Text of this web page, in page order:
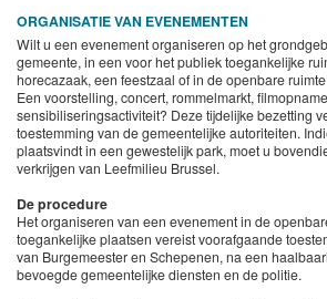
ORGANISATIE VAN EVENEMENTEN
Wilt u een evenement organiseren op het
gemeente, in een voor het publiek toegankelijke
horecazaak, een feestzaal of in de openbare
Een voorstelling, concert, rommelmarkt,
sensibiliseringsactiviteit? Deze tijdelijke bezetting
toestemming van de gemeentelijke autoriteiten.
plaatsvindt in een gewestelijk park, moet u
verkrijgen van Leefmilieu Brussel.
De procedure
Het organiseren van een evenement in de
toegankelijke plaatsen vereist voorafgaande
van Burgemeester en Schepenen, na een
bevoegde gemeentelijke diensten en de politie.